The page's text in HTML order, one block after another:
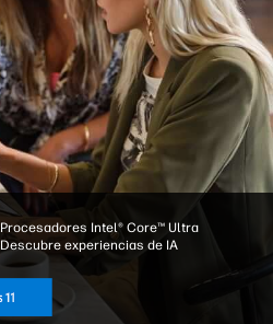
Procesadores Intel® Core™ Ultra
Descubre experiencias de IA